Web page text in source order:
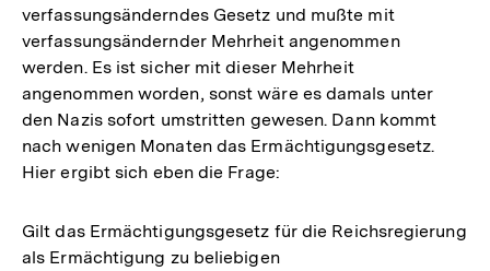
verfassungsänderndes Gesetz und mußte mit
verfassungsändernder Mehrheit angenommen
werden. Es ist sicher mit dieser Mehrheit
angenommen worden, sonst wäre es damals unter
den Nazis sofort umstritten gewesen. Dann kommt
nach wenigen Monaten das Ermächtigungsgesetz.
Hier ergibt sich eben die Frage:
Gilt das Ermächtigungsgesetz für die Reichsregierung
als Ermächtigung zu beliebigen